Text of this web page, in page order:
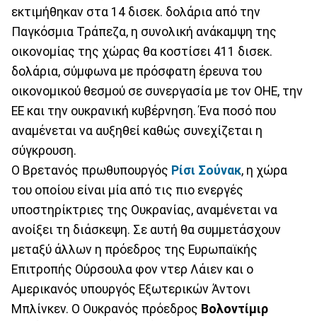
εκτιμήθηκαν στα 14 δισεκ. δολάρια από την
Παγκόσμια Τράπεζα, η συνολική ανάκαμψη της
οικονομίας της χώρας θα κοστίσει 411 δισεκ.
δολάρια, σύμφωνα με πρόσφατη έρευνα του
οικονομικού θεσμού σε συνεργασία με τον ΟΗΕ, την
ΕΕ και την ουκρανική κυβέρνηση. Ένα ποσό που
αναμένεται να αυξηθεί καθώς συνεχίζεται η
σύγκρουση.
Ο Βρετανός πρωθυπουργός Ρίσι Σούνακ, η χώρα
του οποίου είναι μία από τις πιο ενεργές
υποστηρίκτριες της Ουκρανίας, αναμένεται να
ανοίξει τη διάσκεψη. Σε αυτή θα συμμετάσχουν
μεταξύ άλλων η πρόεδρος της Ευρωπαϊκής
Επιτροπής Ούρσουλα φον ντερ Λάιεν και ο
Αμερικανός υπουργός Εξωτερικών Άντονι
Μπλίνκεν. Ο Ουκρανός πρόεδρος Βολοντίμιρ